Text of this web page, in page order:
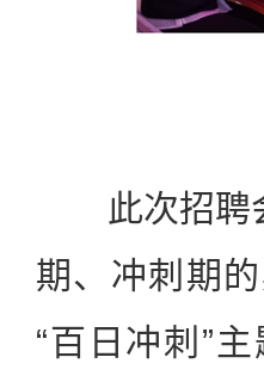
此次招聘会
期、冲刺期
“百日冲刺”